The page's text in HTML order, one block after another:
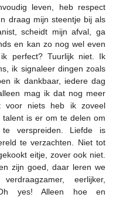
leven, heb respect
draag mijn steentje bij als
scheidt mijn afval, ga
en kan zo nog wel even
perfect? Tuurlijk niet. Ik
ik signaleer dingen zoals
ik dankbaar, iedere dag
mag ik dat nog meer
voor niets heb ik zoveel
talent is er om te delen om
te verspreiden. Liefde is
te verzachten. Niet tot
eitje, zover ook niet.
zijn goed, daar leren we
eerlijker,
Oh yes! Alleen hoe en